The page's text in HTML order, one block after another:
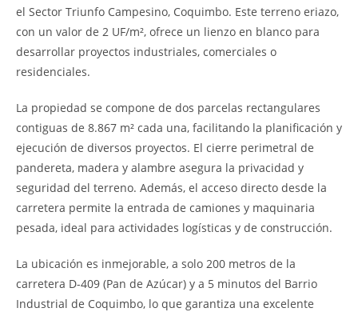
el Sector Triunfo Campesino, Coquimbo. Este terreno eriazo,
con un valor de 2 UF/m², ofrece un lienzo en blanco para
desarrollar proyectos industriales, comerciales o
residenciales.
La propiedad se compone de dos parcelas rectangulares
contiguas de 8.867 m² cada una, facilitando la planificación y
ejecución de diversos proyectos. El cierre perimetral de
pandereta, madera y alambre asegura la privacidad y
seguridad del terreno. Además, el acceso directo desde la
carretera permite la entrada de camiones y maquinaria
pesada, ideal para actividades logísticas y de construcción.
La ubicación es inmejorable, a solo 200 metros de la
carretera D-409 (Pan de Azúcar) y a 5 minutos del Barrio
Industrial de Coquimbo, lo que garantiza una excelente